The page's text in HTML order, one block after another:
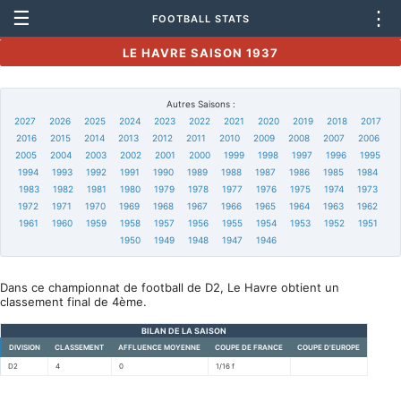
☰ FOOTBALL STATS ⋮
LE HAVRE SAISON 1937
Autres Saisons :
2027
2026 2025 2024 2023 2022 2021 2020 2019 2018
2017
2016
2015 2014 2013 2012 2011 2010 2009 2008 2007
2006
2005
2004 2003 2002 2001 2000 1999 1998 1997 1996
1995
1994
1993 1992 1991 1990 1989 1988 1987 1986 1985
1984
1983
1982 1981 1980 1979 1978 1977 1976 1975 1974
1973
1972
1971 1970 1969 1968 1967 1966 1965 1964 1963
1962
1961
1960 1959 1958 1957 1956 1955 1954 1953 1952
1951
1950
1949 1948 1947 1946
Dans ce championnat de football de D2, Le Havre obtient un
classement final de 4ème.
BILAN DE LA SAISON
DIVISION CLASSEMENT AFFLUENCE MOYENNE COUPE DE FRANCE COUPE D'EUROPE
D2 4 0 1/16 f